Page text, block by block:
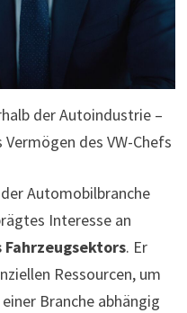
der Autoindustrie –
des VW-Chefs
Automobilbranche
Interesse an
. Er
Ressourcen, um
Branche abhängig